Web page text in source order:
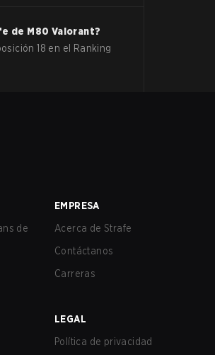
de M80 Valorant?
18 en el Ranking
de
EMPRESA
Acerca de Strafe
Contáctanos
Carreras
LEGAL
Política de privacidad